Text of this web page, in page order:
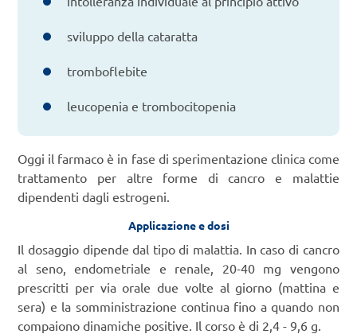
sviluppo della cataratta
tromboflebite
leucopenia e trombocitopenia
Oggi il farmaco è in fase di sperimentazione clinica come
trattamento per altre forme di cancro e malattie
dipendenti dagli estrogeni.
Applicazione e dosi
Il dosaggio dipende dal tipo di malattia. In caso di cancro
al seno, endometriale e renale, 20-40 mg vengono
prescritti per via orale due volte al giorno (mattina e
sera) e la somministrazione continua fino a quando non
compaiono dinamiche positive. Il corso è di 2,4 - 9,6 g.